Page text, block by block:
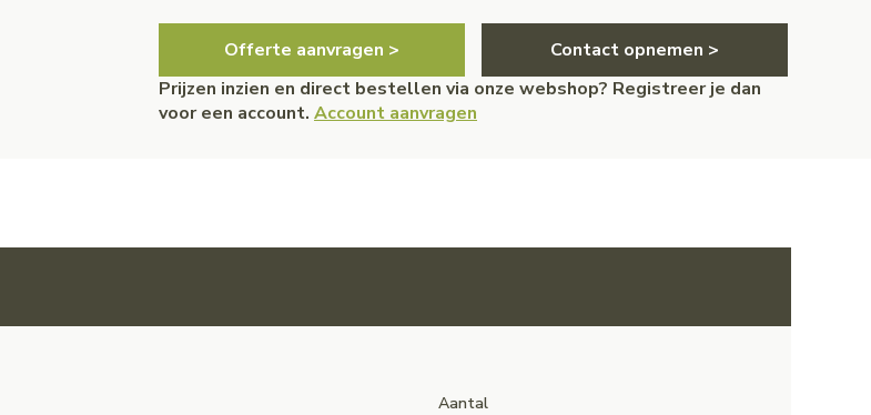
Offerte aanvragen >
Contact opnemen >
Prijzen inzien en direct bestellen via onze webshop? Registreer je dan
voor een account. Account aanvragen
Aantal